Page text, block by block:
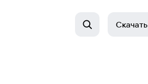
Скачать